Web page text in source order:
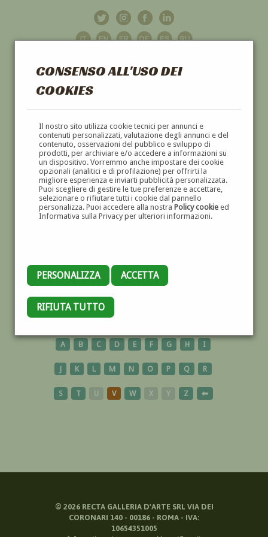
CONSENSO ALL'USO DEI
COOKIES
Il nostro sito utilizza cookie tecnici per annunci e
contenuti personalizzati, valutazione degli annunci e del
contenuto, osservazioni del pubblico e sviluppo di
prodotti, per archiviare e/o accedere a informazioni su
un dispositivo. Vorremmo anche impostare dei cookie
opzionali (analitici e di profilazione) per offrirti la
migliore esperienza e inviarti pubblicità personalizzata.
Puoi scegliere di gestire le tue preferenze e accettare,
selezionare o rifiutare tutti i cookie dal pannello
personalizza. Puoi accedere alla nostra Policy cookieed
Informativa sulla Privacy per ulteriori informazioni.
PERSONALIZZA ACCETTA
RIFIUTA TUTTO
GALLERIAD'ARTE
DIPINTI E SCULTURE '800 E '900
ASHIYA
A B C D E F G H I
J K L M N O P Q R
S T U V W X Y Z ⬅
© 2026RECTA GALLERIA D'ARTE SRL VIA DEI
CORONARI 140 - 00186 - ROMA - IVA:
10654351005